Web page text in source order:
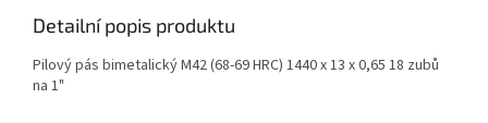
Detailní popis produktu
Pilový pás bimetalický M42 (68-69 HRC) 1440 x 13 x 0,65 18 zubů
na 1"